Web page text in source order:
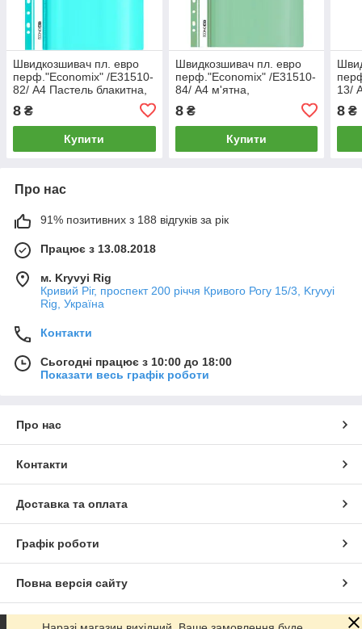
Швидкозшивач пл. евро
перф."Еconomix" /Е31510-
82/ А4 Пастель блакитна,
глянець,120/160 мкм (10)
8 ₴
Купити
Швидкозшивач пл. евро
перф."Еconomix" /Е31510-
84/ А4 м'ятна,
глянець,120/160 мкм (10)
8₴
Купити
13/
8 ₴
Про нас
91% позитивних з 188 відгуків за рік
Працює з 13.08.2018
м. Kryvyi Rig
Кривий Ріг, проспект 200 річчя Кривого Рогу 15/3, Kryvyi
Rig, Україна
Контакти
Сьогодні працює з 10:00 до 18:00
Показати весь графік роботи
Про нас
Контакти
Доставка та оплата
Графік роботи
Повна версія сайту
Сайт створено на маркетплейсі